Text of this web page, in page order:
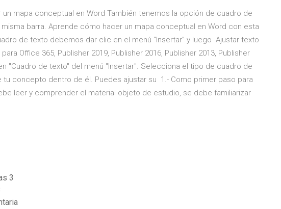
un mapa conceptual en Word También tenemos la opción de cuadro de
barra. Aprende cómo hacer un mapa conceptual en Word con esta
de texto debemos dar clic en el menú “Insertar” y luego Ajustar texto
Office 365, Publisher 2019, Publisher 2016, Publisher 2013, Publisher
"Cuadro de texto" del menú "Insertar". Selecciona el tipo de cuadro de
concepto dentro de él. Puedes ajustar su 1.- Como primer paso para
leer y comprender el material objeto de estudio, se debe familiarizar
3